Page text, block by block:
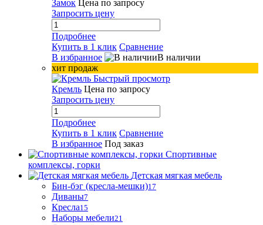
Замок Цена по запросу
Запросить цену
Подробнее
Купить в 1 клик Сравнение
В избранное
В наличии
хит продаж
Быстрый просмотр
Кремль Цена по запросу
Запросить цену
Подробнее
Купить в 1 клик Сравнение
В избранное Под заказ
Спортивные
комплексы, горки
Детская мягкая мебель
Бин-бэг (кресла-мешки)17
Диваны7
Кресла15
Наборы мебели21